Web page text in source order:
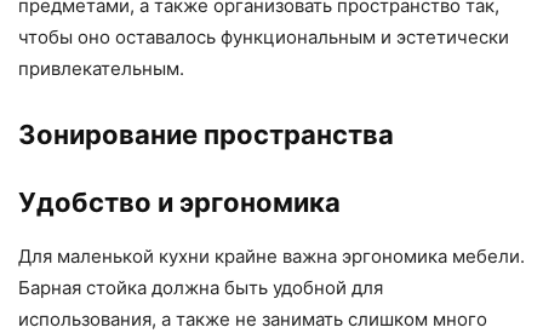
предметами, а также организовать пространство так,
чтобы оно оставалось функциональным и эстетически
привлекательным.
Зонирование пространства
Удобство и эргономика
Для маленькой кухни крайне важна эргономика мебели.
Барная стойка должна быть удобной для
использования, а также не занимать слишком много